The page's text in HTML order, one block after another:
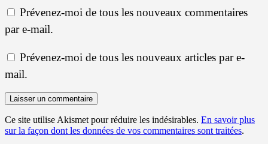
Prévenez-moi de tous les nouveaux commentaires
par e-mail.
Prévenez-moi de tous les nouveaux articles par e-
mail.
Ce site utilise Akismet pour réduire les indésirables. En savoir plus
sur la façon dont les données de vos commentaires sont traitées.